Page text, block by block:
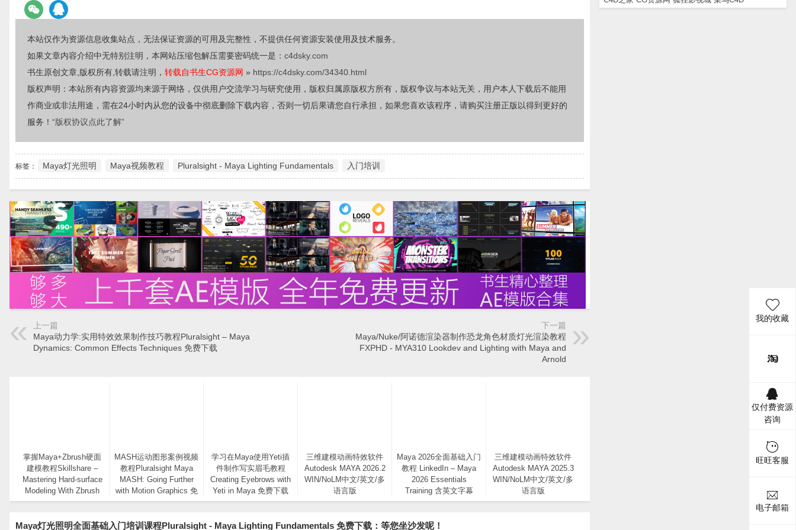
本站仅作为资源信息收集站点，无法保证资源的可用及完整性，不提供任何资源安装使用及技术服务。
如果文章内容介绍中无特别注明，本网站压缩包解压需要密码统一是： c4dsky.com
书生原创文章,版权所有,转载请注明， 转载自书生CG资源网 » https://c4dsky.com/34340.html
版权声明：本站所有内容资源均来源于网络，仅供用户交流学习与研究使用，版权归属原版权方所有，版权争议与本站无关，用户本人下载后不能用
作商业或非法用途，需在24小时内从您的设备中彻底删除下载内容，否则一切后果请您自行承担，如果您喜欢该程序，请购买注册正版以得到更好的
服务！ “版权协议点此了解”
标签： Maya灯光照明 Maya视频教程 Pluralsight - Maya Lighting Fundamentals 入门培训
上一篇
Maya动力学:实用特效效果制作技巧教程Pluralsight – Maya
Dynamics: Common Effects Techniques 免费下载
下一篇
Maya/Nuke/阿诺德渲染器制作恐龙角色材质灯光渲染教程
FXPHD - MYA310 Lookdev and Lighting with Maya and
Arnold
掌握Maya+Zbrush硬面
建模教程Skillshare –
Mastering Hard-surface
Modeling With Zbrush
And Maya
MASH运动图形案例视频
教程Pluralsight Maya
MASH: Going Further
with Motion Graphics 免
费下载
学习在Maya使用Yeti插
件制作写实眉毛教程
Creating Eyebrows with
Yeti in Maya 免费下载
三维建模动画特效软件
Autodesk MAYA 2026.2
WIN/NoLM中文/英文/多
语言版
Maya 2026全面基础入门
教程 LinkedIn – Maya
2026 Essentials
Training 含英文字幕
三维建模动画特效软件
Autodesk MAYA 2025.3
WIN/NoLM中文/英文/多
语言版
Maya灯光照明全面基础入门培训课程Pluralsight - Maya Lighting Fundamentals 免费下载：等您坐沙发呢！
我的收藏
仅付费资源
咨询
旺旺客服
电子邮箱